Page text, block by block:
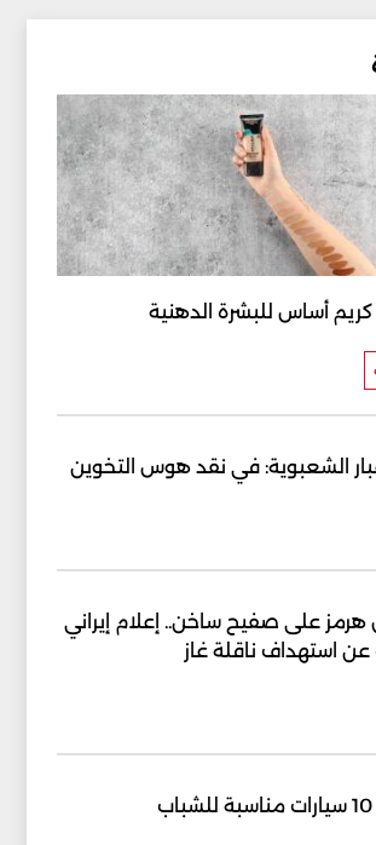
أساس للبشرة الدهنية
الشعبوية: في نقد هوس التخوين
على صفيح ساخن.. إعلام إيراني
استهداف ناقلة غاز